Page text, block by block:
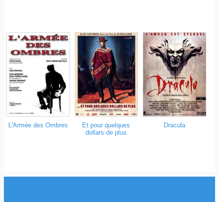
L'Armée des Ombres
Et pour quelques
dollars de plus
Dracula